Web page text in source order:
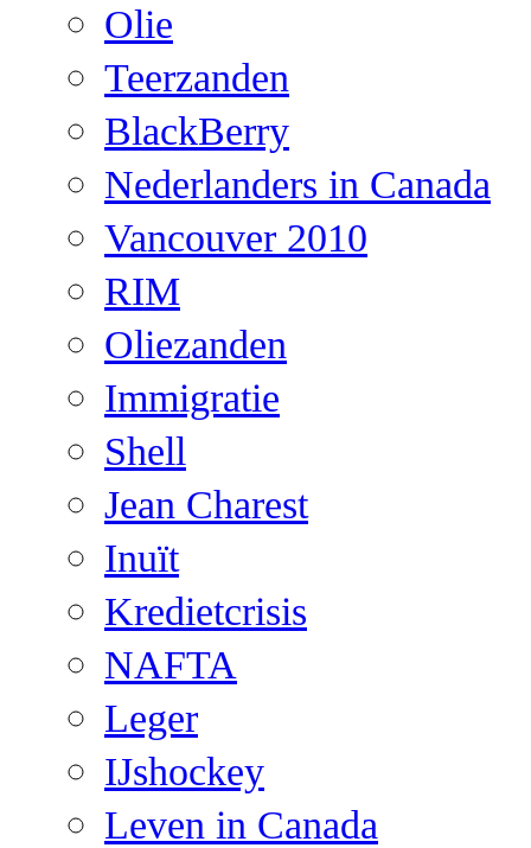
Olie
Teerzanden
BlackBerry
Nederlanders in Canada
Vancouver 2010
RIM
Oliezanden
Immigratie
Shell
Jean Charest
Inuït
Kredietcrisis
NAFTA
Leger
IJshockey
Leven in Canada